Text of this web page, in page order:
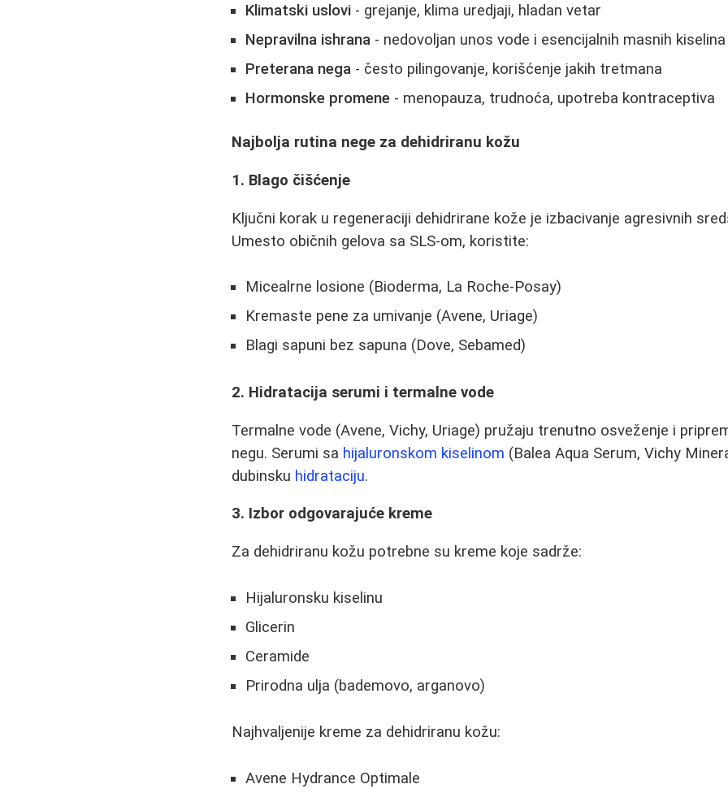
Klimatski uslovi - grejanje, klima uredjaji, hladan vetar
Nepravilna ishrana - nedovoljan unos vode i esencijalnih masnih kiselina
Preterana nega - često pilingovanje, korišćenje jakih tretmana
Hormonske promene - menopauza, trudnoća, upotreba kontraceptiva
Najbolja rutina nege za dehidriranu kožu
1. Blago čišćenje
Ključni korak u regeneraciji dehidrirane kože je izbacivanje agresivnih
Umesto običnih gelova sa SLS-om, koristite:
Micealrne losione (Bioderma, La Roche-Posay)
Kremaste pene za umivanje (Avene, Uriage)
Blagi sapuni bez sapuna (Dove, Sebamed)
2. Hidratacija serumi i termalne vode
Termalne vode (Avene, Vichy, Uriage) pružaju trenutno osveženje i
negu. Serumi sa hijaluronskom kiselinom (Balea Aqua Serum, Vichy
dubinsku hidrataciju.
3. Izbor odgovarajuće kreme
Za dehidriranu kožu potrebne su kreme koje sadrže:
Hijaluronsku kiselinu
Glicerin
Ceramide
Prirodna ulja (bademovo, arganovo)
Najhvaljenije kreme za dehidriranu kožu:
Avene Hydrance Optimale